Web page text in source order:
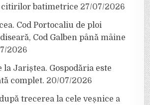
citirilor batimetrice 27/07/2026
Cod Portocaliu de ploi
Cod Galben până mâine
2026
la Jariștea. Gospodăria este
complet. 20/07/2026
trecerea la cele veșnice a